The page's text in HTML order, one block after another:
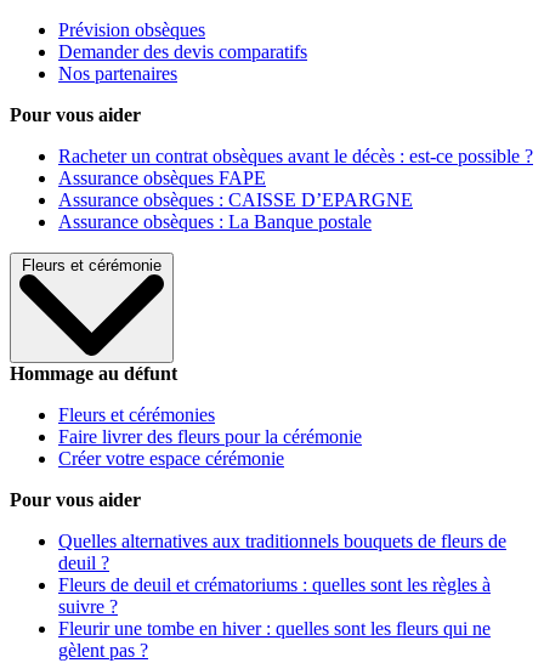
Prévision obsèques
Demander des devis comparatifs
Nos partenaires
Pour vous aider
Racheter un contrat obsèques avant le décès : est-ce possible ?
Assurance obsèques FAPE
Assurance obsèques : CAISSE D’EPARGNE
Assurance obsèques : La Banque postale
Fleurs et cérémonie
Hommage au défunt
Fleurs et cérémonies
Faire livrer des fleurs pour la cérémonie
Créer votre espace cérémonie
Pour vous aider
Quelles alternatives aux traditionnels bouquets de fleurs de
deuil ?
Fleurs de deuil et crématoriums : quelles sont les règles à
suivre ?
Fleurir une tombe en hiver : quelles sont les fleurs qui ne
gèlent pas ?